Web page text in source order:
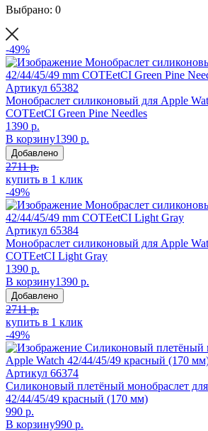
Выбрано: 0
-49%
Артикул 65382
Монобраслет силиконовый для Apple
COTEetCI Green Pine Needles
1390 р.
В корзину1390 р.
Добавлено
2711 р.
купить в 1 клик
-49%
Артикул 65384
Монобраслет силиконовый для Apple
COTEetCI Light Gray
1390 р.
В корзину1390 р.
Добавлено
2711 р.
купить в 1 клик
-49%
Артикул 66374
Силиконовый плетёный монобраслет
42/44/45/49 красный (170 мм)
990 р.
В корзину990 р.